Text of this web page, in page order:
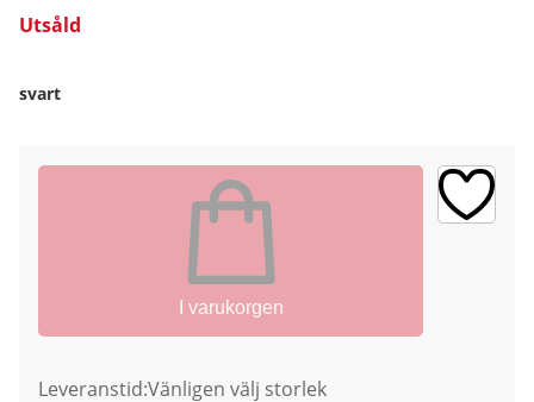
Utsåld
svart
I varukorgen
Leveranstid:Vänligen välj storlek